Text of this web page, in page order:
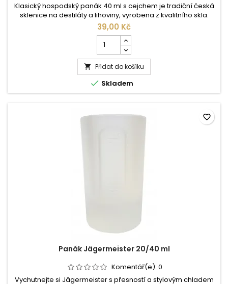
Klasický hospodský panák 40 ml s cejchem je tradiční česká
sklenice na destiláty a lihoviny, vyrobena z kvalitního skla.
Díky praktickému cejchu umožňuje přesné odměření 40 ml
alkoholu, což je ideální pro domácí i profesionální použití v
barech, restauracích či při degustacích. Panák má
jednoduchý a funkční design, který zajišťuje pohodlné držení
a...
39,00 Kč
kusů
produktu
Panák
s
cejchem
40
 Přidat do košíku
 Skladem
Panák Jägermeister 20/40 ml
Komentář(e): 0
Vychutnejte si Jägermeister s přesností a stylovým chladem
favorite_border